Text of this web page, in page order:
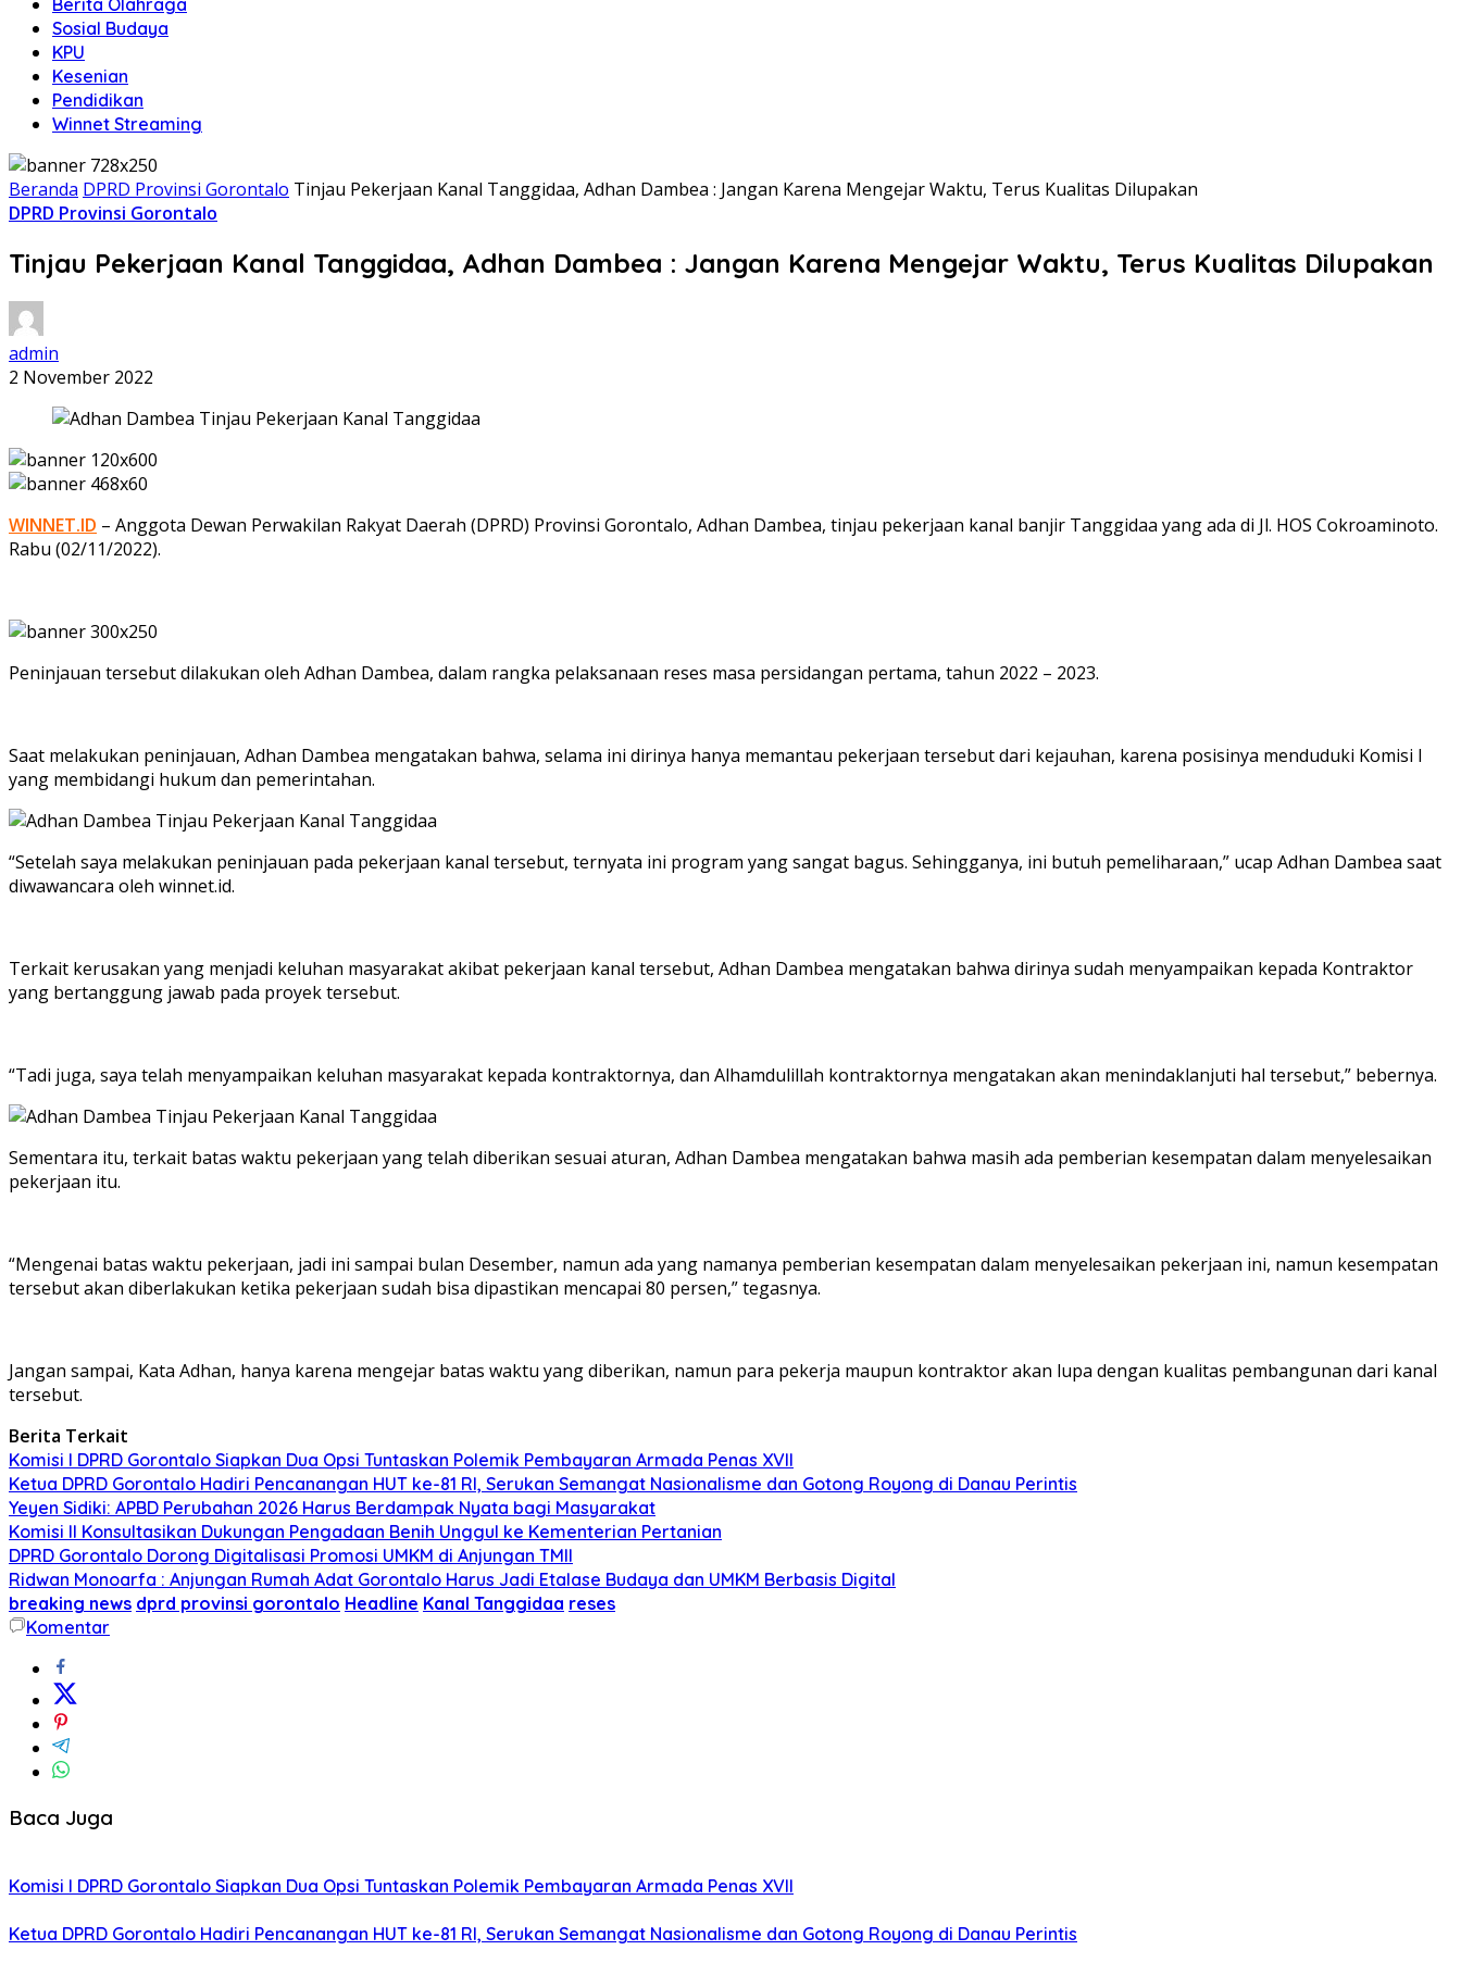
Berita Olahraga
Sosial Budaya
KPU
Kesenian
Pendidikan
Winnet Streaming
Beranda DPRD Provinsi Gorontalo Tinjau Pekerjaan Kanal Tanggidaa, Adhan Dambea : Jangan Karena Mengejar Waktu, Terus Kualitas Dilupakan
DPRD Provinsi Gorontalo
Tinjau Pekerjaan Kanal Tanggidaa, Adhan Dambea : Jangan Karena Mengejar Waktu, Terus Kualitas Dilupakan
admin
2 November 2022
WINNET.ID – Anggota Dewan Perwakilan Rakyat Daerah (DPRD) Provinsi Gorontalo, Adhan Dambea, tinjau pekerjaan kanal banjir Tanggidaa yang ada di Jl. HOS Cokroaminoto.
Rabu (02/11/2022).
Peninjauan tersebut dilakukan oleh Adhan Dambea, dalam rangka pelaksanaan reses masa persidangan pertama, tahun 2022 – 2023.
Saat melakukan peninjauan, Adhan Dambea mengatakan bahwa, selama ini dirinya hanya memantau pekerjaan tersebut dari kejauhan, karena posisinya menduduki Komisi I
yang membidangi hukum dan pemerintahan.
“Setelah saya melakukan peninjauan pada pekerjaan kanal tersebut, ternyata ini program yang sangat bagus. Sehingganya, ini butuh pemeliharaan,” ucap Adhan Dambea saat
diwawancara oleh winnet.id.
Terkait kerusakan yang menjadi keluhan masyarakat akibat pekerjaan kanal tersebut, Adhan Dambea mengatakan bahwa dirinya sudah menyampaikan kepada Kontraktor
yang bertanggung jawab pada proyek tersebut.
“Tadi juga, saya telah menyampaikan keluhan masyarakat kepada kontraktornya, dan Alhamdulillah kontraktornya mengatakan akan menindaklanjuti hal tersebut,” bebernya.
Sementara itu, terkait batas waktu pekerjaan yang telah diberikan sesuai aturan, Adhan Dambea mengatakan bahwa masih ada pemberian kesempatan dalam menyelesaikan
pekerjaan itu.
“Mengenai batas waktu pekerjaan, jadi ini sampai bulan Desember, namun ada yang namanya pemberian kesempatan dalam menyelesaikan pekerjaan ini, namun kesempatan
tersebut akan diberlakukan ketika pekerjaan sudah bisa dipastikan mencapai 80 persen,” tegasnya.
Jangan sampai, Kata Adhan, hanya karena mengejar batas waktu yang diberikan, namun para pekerja maupun kontraktor akan lupa dengan kualitas pembangunan dari kanal
tersebut.
Berita Terkait
Komisi I DPRD Gorontalo Siapkan Dua Opsi Tuntaskan Polemik Pembayaran Armada Penas XVII
Ketua DPRD Gorontalo Hadiri Pencanangan HUT ke-81 RI, Serukan Semangat Nasionalisme dan Gotong Royong di Danau Perintis
Yeyen Sidiki: APBD Perubahan 2026 Harus Berdampak Nyata bagi Masyarakat
Komisi II Konsultasikan Dukungan Pengadaan Benih Unggul ke Kementerian Pertanian
DPRD Gorontalo Dorong Digitalisasi Promosi UMKM di Anjungan TMII
Ridwan Monoarfa : Anjungan Rumah Adat Gorontalo Harus Jadi Etalase Budaya dan UMKM Berbasis Digital
breaking news dprd provinsi gorontalo Headline Kanal Tanggidaa reses
Komentar
Baca Juga
Komisi I DPRD Gorontalo Siapkan Dua Opsi Tuntaskan Polemik Pembayaran Armada Penas XVII
Ketua DPRD Gorontalo Hadiri Pencanangan HUT ke-81 RI, Serukan Semangat Nasionalisme dan Gotong Royong di Danau Perintis